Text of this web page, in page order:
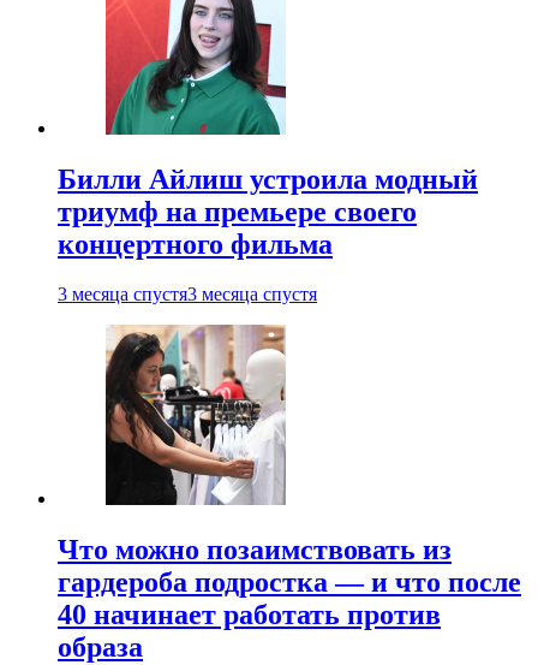
Билли Айлиш устроила модный
триумф на премьере своего
концертного фильма
3 месяца спустя3 месяца спустя
Что можно позаимствовать из
гардероба подростка — и что после
40 начинает работать против
образа